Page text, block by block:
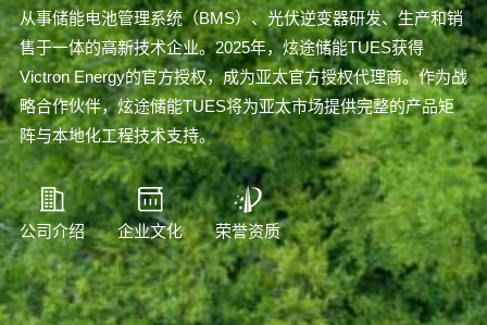
从事储能电池管理系统（BMS）、光伏逆变器研发、生产和销
售于一体的高新技术企业。2025年，炫途储能TUES获得
Victron Energy的官方授权，成为亚太官方授权代理商。作为战
略合作伙伴，炫途储能TUES将为亚太市场提供完整的产品矩
阵与本地化工程技术支持。
公司介绍 企业文化 荣誉资质